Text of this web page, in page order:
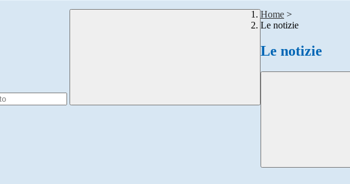
Home >
Le notizie
Le notizie